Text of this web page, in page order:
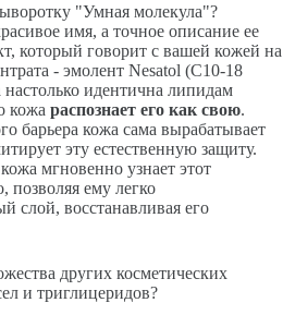
"Умная молекула"?
имя, а точное описание ее
который говорит с вашей кожей на
- эмолент Nesatol (C10-18
настолько идентична липидам
кожа распознает его как свою.
барьера кожа сама вырабатывает
эту естественную защиту.
мгновенно узнает этот
позволяя ему легко
слой, восстанавливая его
других косметических
и триглицеридов?